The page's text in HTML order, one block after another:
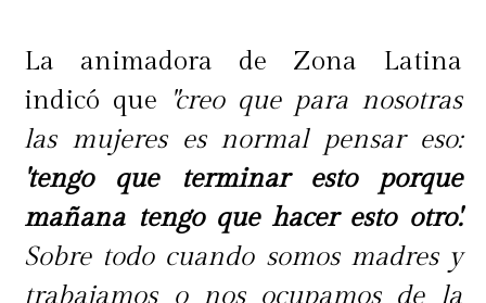
La animadora de Zona Latina
indicó que "creo que para nosotras
las mujeres es normal pensar eso:
'tengo que terminar esto porque
mañana tengo que hacer esto otro'.
Sobre todo cuando somos madres y
trabajamos o nos ocupamos de la